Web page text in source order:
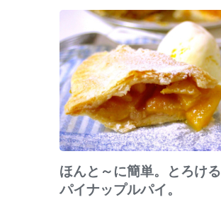
ほんと～に簡単。とろける
パイナップルパイ。